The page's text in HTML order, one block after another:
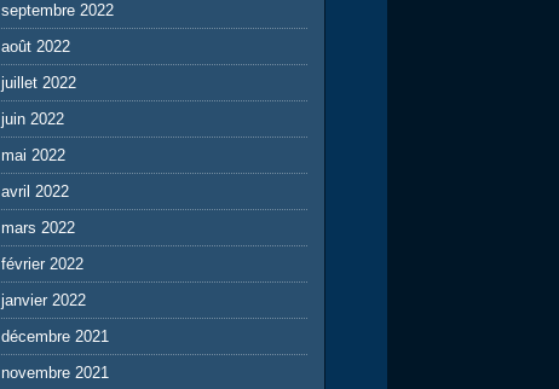
septembre 2022
août 2022
juillet 2022
juin 2022
mai 2022
avril 2022
mars 2022
février 2022
janvier 2022
décembre 2021
novembre 2021